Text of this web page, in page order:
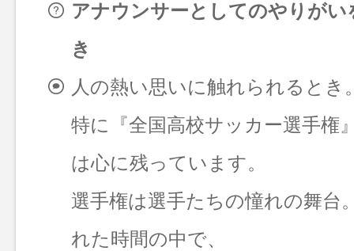
アナウンサーとしてのやりがい
き
人の熱い思いに触れられるとき
特に『全国高校サッカー選手権
は心に残っています。
選手権は選手たちの憧れの舞台
れた時間の中で、